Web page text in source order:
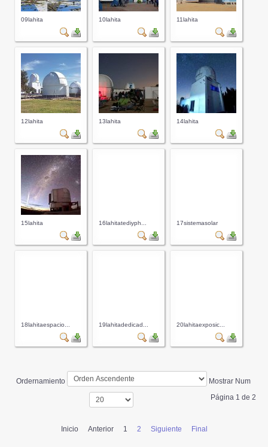
09lahita 10lahita 11lahita
12lahita 13lahita 14lahita
15lahita 16lahitatediyph... 17sistemasolar
18lahitaespacio... 19lahitadedicad... 20lahitaexposic...
Ordernamiento
Mostrar Num
Página 1 de 2
Inicio Anterior 1 2 Siguiente Final